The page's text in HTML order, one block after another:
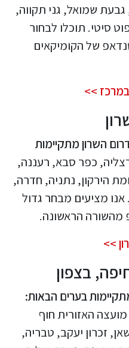
גבעת שמואל, גני תקווה,
סיטי. תוכלו לבחור
של הקומיקאים
>>
השרון מתקיימות
כפר סבא, רעננה,
הירקון, נתניה, חדרה,
מציעים מבחר גדול
מהשורה הראשונה.
>>
בצפון
בערים הבאות:
האזורית חוף
זכרון יעקב, טבריה,